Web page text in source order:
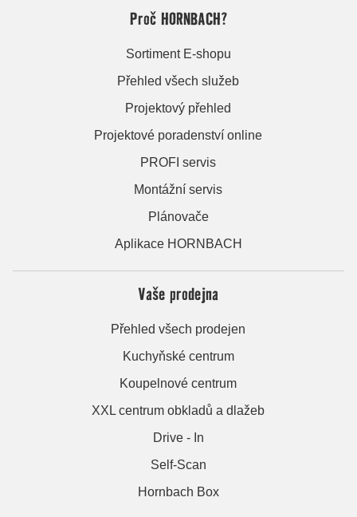
Proč HORNBACH?
Sortiment E-shopu
Přehled všech služeb
Projektový přehled
Projektové poradenství online
PROFI servis
Montážní servis
Plánovače
Aplikace HORNBACH
Vaše prodejna
Přehled všech prodejen
Kuchyňské centrum
Koupelnové centrum
XXL centrum obkladů a dlažeb
Drive - In
Self-Scan
Hornbach Box